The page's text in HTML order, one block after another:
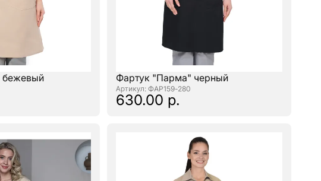
бежевый Фартук "Парма" черный
: ФАР159-280
630.00 р.